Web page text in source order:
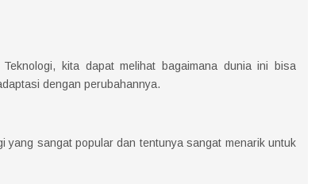
kita dapat melihat bagaimana dunia ini bisa
dengan perubahannya.
yang sangat popular dan tentunya sangat menarik untuk